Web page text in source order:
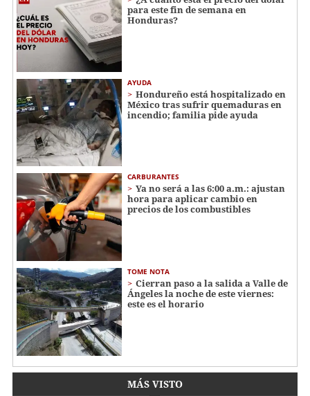
para este fin de semana en
Honduras?
AYUDA
Hondureño está hospitalizado en
México tras sufrir quemaduras en
incendio; familia pide ayuda
CARBURANTES
Ya no será a las 6:00 a.m.: ajustan
hora para aplicar cambio en
precios de los combustibles
TOME NOTA
Cierran paso a la salida a Valle de
Ángeles la noche de este viernes:
este es el horario
MÁS VISTO